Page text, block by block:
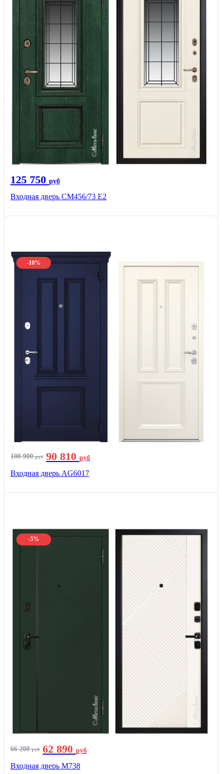
125 750 руб
Входная дверь СМ456/73 Е2
-10%
100 900руб 90 810 руб
Входная дверь AG6017
-5%
66 200руб 62 890 руб
Входная дверь М738